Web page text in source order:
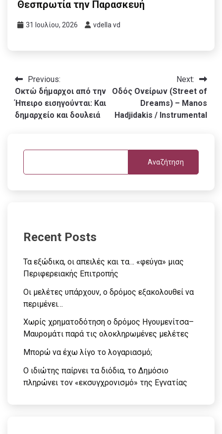
Θεσπρωτία την Παρασκευή
31 Ιουλίου, 2026 vdella vd
Πλοήγηση
άρθρων
Previous:
Οκτώ δήμαρχοι από την
Ήπειρο εισηγούνται: Και
δημαρχείο και δουλειά
Next:
Οδός Ονείρων (Street of
Dreams) – Manos
Hadjidakis / Instrumental
Αναζήτηση
Recent Posts
Τα εξώδικα, οι απειλές και τα… «φεύγα» μιας
Περιφερειακής Επιτροπής
Οι μελέτες υπάρχουν, ο δρόμος εξακολουθεί να
περιμένει…
Χωρίς χρηματοδότηση ο δρόμος Ηγουμενίτσα–
Μαυρομάτι παρά τις ολοκληρωμένες μελέτες
Μπορώ να έχω λίγο το λογαριασμό;
Ο ιδιώτης παίρνει τα διόδια, το Δημόσιο
πληρώνει τον «εκσυγχρονισμό» της Εγνατίας